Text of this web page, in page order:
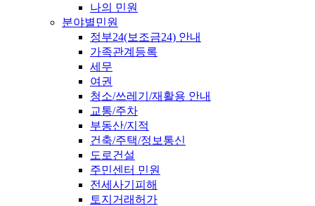
나의 민원
분야별민원
정부24(보조금24) 안내
가족관계등록
세무
여권
청소/쓰레기/재활용 안내
교통/주차
부동산/지적
건축/주택/정보통신
도로건설
주민센터 민원
전세사기피해
토지거래허가